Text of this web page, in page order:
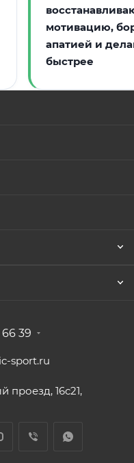
мотивацию,
апатией и
быстрее
39
sport.ru
проезд, 16с21,